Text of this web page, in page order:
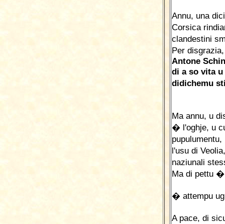
Annu, una
Corsica
clandestini
Per
Antone
di a so vita
didichemu
Ma annu, u
� l'oghje, u
l'usu di
naziunali
Ma di pettu
� attempu
A pace, di